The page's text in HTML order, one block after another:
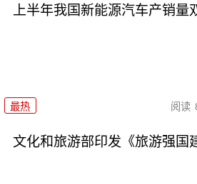
上半年我国新能源汽车产销量
最热 阅读
文化和旅游部印发《旅游强国